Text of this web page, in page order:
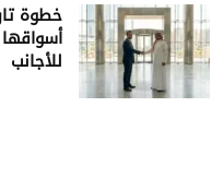
خطوة
للأجانب